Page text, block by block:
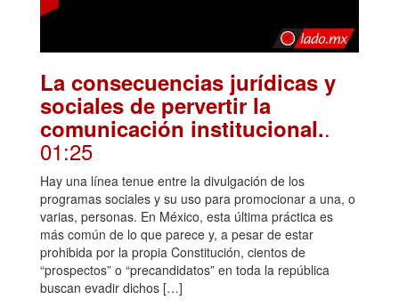
La consecuencias jurídicas y
sociales de pervertir la
comunicación institucional..
01:25
Hay una línea tenue entre la divulgación de los
programas sociales y su uso para promocionar a una, o
varias, personas. En México, esta última práctica es
más común de lo que parece y, a pesar de estar
prohibida por la propia Constitución, cientos de
“prospectos” o “precandidatos” en toda la república
buscan evadir dichos […]